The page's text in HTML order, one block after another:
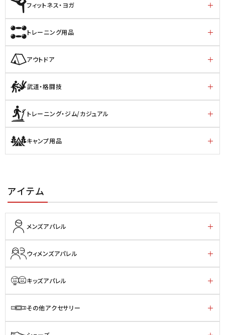
フィットネス・ヨガ
トレーニング用品
アウトドア
武道・格闘技
トレーニング・ジム/カジュアル
キャンプ用品
アイテム
メンズアパレル
ウィメンズアパレル
キッズアパレル
その他アクセサリー